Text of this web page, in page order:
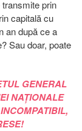
prin
capitală cu
an după ce a
Sau doar, poate
GENERAL
NAȚIONALE